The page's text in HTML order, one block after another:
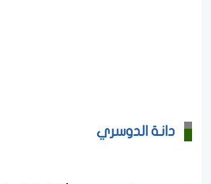
دانة الدوسري